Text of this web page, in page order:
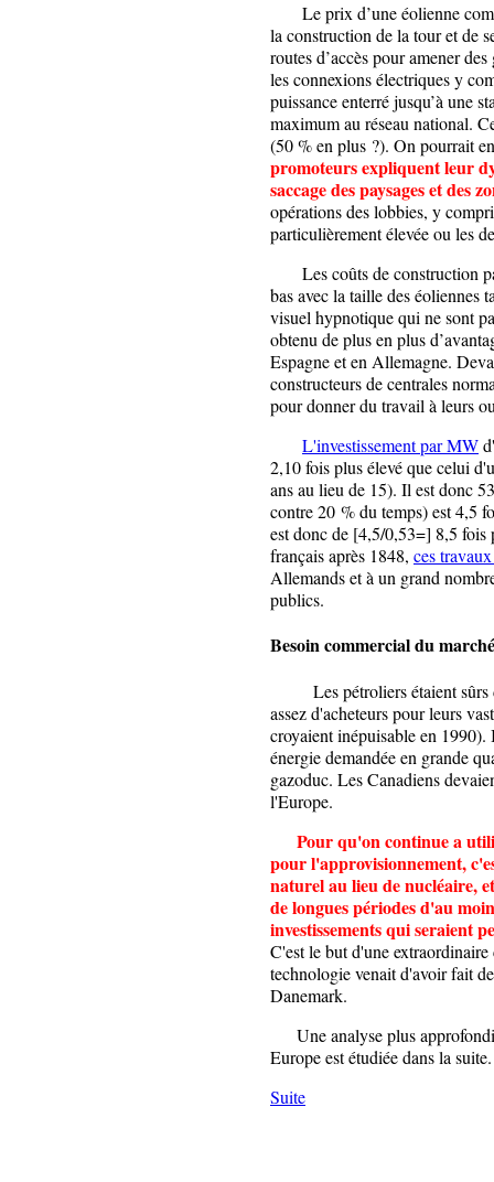
Le prix d’une éolienne
la construction de la tour et de
routes d’accès pour amener
les connexions électriques y
puissance enterré jusqu’à une
maximum au réseau national.
(50 % en plus ?). On pourrait
promoteurs expliquent leur
saccage des paysages et des
opérations des lobbies, y
particulièrement élevée ou les
Les coûts de construction
bas avec la taille des éoliennes
visuel hypnotique qui ne sont
obtenu de plus en plus
Espagne et en Allemagne.
constructeurs de centrales
pour donner du travail à leurs
L'investissement par MW
2,10 fois plus élevé que celui
ans au lieu de 15). Il est donc
contre 20 % du temps) est 4,5
est donc de [4,5/0,53=] 8,5 fois
français après 1848, ces
Allemands et à un grand
publics.
Besoin commercial du
Les pétroliers étaient sûrs
assez d'acheteurs pour leurs
croyaient inépuisable en
énergie demandée en grande
gazoduc. Les Canadiens
l'Europe.
Pour qu'on continue a
pour l'approvisionnement,
naturel au lieu de nucléaire,
de longues périodes d'au
investissements qui seraient
C'est le but d'une
technologie venait d'avoir fait
Danemark.
Une analyse plus
Europe est étudiée dans la suite.
Suite